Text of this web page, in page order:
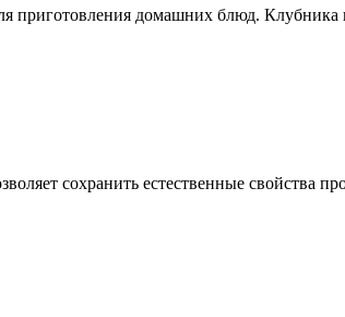
приготовления домашних блюд.
сохранить естественные свойства